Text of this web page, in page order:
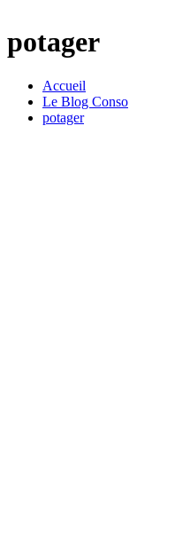
potager
Accueil
Le Blog Conso
potager